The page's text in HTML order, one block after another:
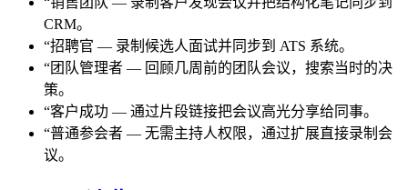
CRM。
“招聘官 — 录制候选人面试并同步到 ATS 系统。
“团队管理者 — 回顾几周前的团队会议，搜索当时的决
策。
“客户成功 — 通过片段链接把会议高光分享给同事。
“普通参会者 — 无需主持人权限，通过扩展直接录制会
议。